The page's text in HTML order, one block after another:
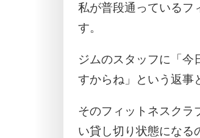
私が普段通っているフ
す。
ジムのスタッフに「今
すからね」という返事
そのフィットネスクラ
い貸し切り状態になる